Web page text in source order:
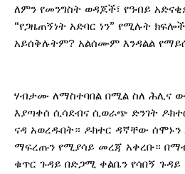
ለምን የመንግስት ወዳጆች፣ የዓብይ
“የጋዜጠኝነት አድባር ነን” የሚሉት
አይሰቅሉትም? አልሰሙም እንዳልል
ሃብታሙ ለማስተባበል በሚል ስለ ሕሊና
እያጣቀሰ ሲሳደብና ሲወራጭ ድንገት
ናዳ አወረዱበት። ዶክተር ዳኛቸው ሰሞኑን
ማፍረጡን የሚያሳይ መረጃ አቀረቡ።
ቁጥር ጉዳይ በድጋሚ ቀልቤን የሳበኝ